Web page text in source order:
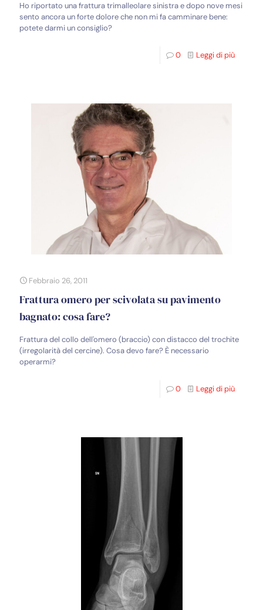
Ho riportato una frattura trimalleolare sinistra e dopo nove mesi
sento ancora un forte dolore che non mi fa camminare bene:
potete darmi un consiglio?
0 Leggi di più
Febbraio 26, 2011
Frattura omero per scivolata su pavimento
bagnato: cosa fare?
Frattura del collo dell'omero (braccio) con distacco del trochite
(irregolarità del cercine). Cosa devo fare? È necessario
operarmi?
0 Leggi di più